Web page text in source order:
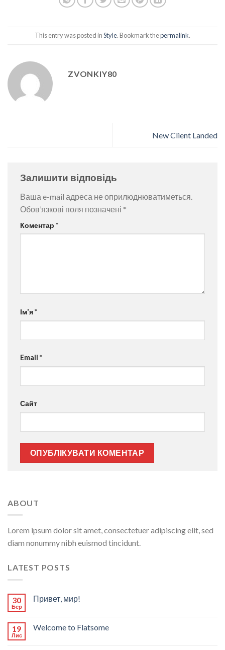
This entry was posted inStyle. Bookmark thepermalink.
ZVONKIY80
New Client Landed
Залишити відповідь
Ваша e-mail адреса не оприлюднюватиметься.
Обов’язкові поля позначені *
Коментар *
Ім'я*
Email *
Сайт
ABOUT
Lorem ipsum dolor sit amet, consectetuer adipiscing elit, sed
diam nonummy nibh euismod tincidunt.
LATEST POSTS
30
Бер
Привет, мир!
19
Лис
Welcome to Flatsome